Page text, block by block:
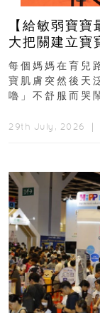
【給敏弱寶
大把關建立寶
每個媽媽在育兒
寶肌膚突然後天
嚕」不舒服而哭
29th July, 2026 ｜